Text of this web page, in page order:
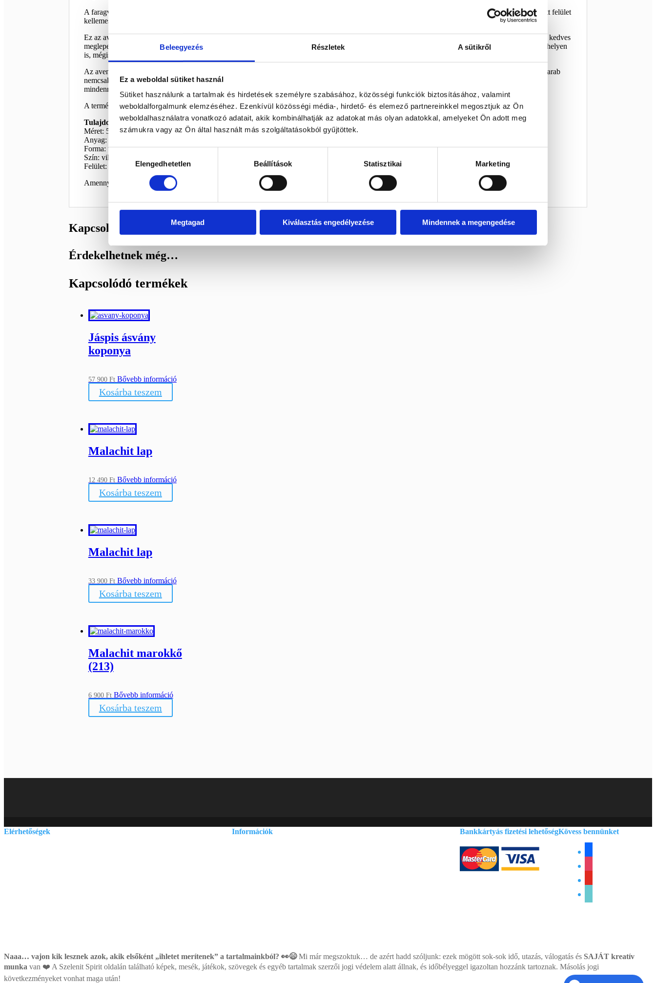
Beleegyezés Részletek A sütikről
Ez a weboldal sütiket használ
Sütiket használunk a tartalmak és hirdetések személyre szabásához, közösségi funkciók biztosításához, valamint
weboldalforgalmunk elemzéséhez. Ezenkívül közösségi média-, hirdető- és elemező partnereinkkel megosztjuk az Ön
weboldalhasználatra vonatkozó adatait, akik kombinálhatják az adatokat más olyan adatokkal, amelyeket Ön adott meg
számukra vagy az Ön által használt más szolgáltatásokból gyűjtöttek.
kiválasztásaElengedhetetlen Beállítások Statisztikai Marketing
Megtagad Kiválasztás engedélyezése Mindennek a megengedése
A faragvány finoman kidolgozott részletekkel készült. Szépen látható az unikornis feje, szarva, sörénye és a dekoratív vonalvezetésű forma. A polírozott felület
kellemes fényt ad az ásványnak, a zöldes árnyalat pedig nyugodt, friss és természetközeli hatást kelt.
Ez az aventurin unikornis remek választás lehet ásványgyűjteménybe, gyerekszobába, íróasztalra, polcra vagy ajándéknak is. Különösen azoknak lehet kedves
meglepetés, akik szeretik az unikornisokat, a mesés hangulatú dísztárgyakat és a zöld ásványokat. Kompakt mérete miatt könnyen elhelyezhető kisebb helyen
is, mégis látványos és figyelemfelkeltő darab.
Az aventurin világoszöld színe szépen illik természetes, bézs, fehér, arany, fa és pasztell színű dekorációk mellé. A faragott unikornis forma miatt ez a darab
nemcsak ásványként, hanem hangulatos dekorációként is megállja a helyét. Kedves, pozitív kisugárzású tárgy, amely egy kis varázslatot csempészhet a
mindennapokba.
A termékfotón látható ásvány kerül kiküldésre, így pontosan ezt az egyedi darabot kapod meg.
Tulajdonságok:
Méret: 5,2 x 5 cm
Anyag: aventurin ásvány
Forma: unikornis faragvány
Szín: világos zöld, áttetszőbb és fátyolos ásványos részletekkel
Felület: faragott, polírozott hatású ásvány dísztárgy
Amennyiben nagyobb terméket szeretnél, érdeklődj nyugodtan emailben.
Kapcsolódó termékek
Érdekelhetnek még…
Kapcsolódó termékek
Jáspis ásvány
koponya
57 900 Ft Bővebb információ
Kosárba teszem
Malachit lap
12 490 Ft Bővebb információ
Kosárba teszem
Malachit lap
33 900 Ft Bővebb információ
Kosárba teszem
Malachit marokkő
(213)
6 900 Ft Bővebb információ
Kosárba teszem
Elérhetőségek Információk Bankkártyás fizetési lehetőségKövess bennünket
Naaa… vajon kik lesznek azok, akik elsőként „ihletet merítenek” a tartalmainkból? 👀😄Mi már megszoktuk… de azért hadd szóljunk: ezek mögött sok-sok idő, utazás, válogatás és SAJÁT kreatív
munka van ❤️ A Szelenit Spirit oldalán található képek, mesék, játékok, szövegek és egyéb tartalmak szerzői jogi védelem alatt állnak, és időbélyeggel igazoltan hozzánk tartoznak. Másolás jogi
következményeket vonhat maga után!